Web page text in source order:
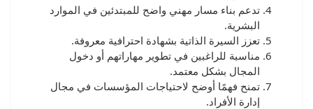
تدعم بناء مسار مهني واضح للمبتدئين في الموارد
البشرية.
تعزز السيرة الذاتية بشهادة احترافية معروفة.
مناسبة للراغبين في تطوير مهاراتهم أو دخول
المجال بشكل معتمد.
تمنح فهمًا أوضح لاحتياجات المؤسسات في مجال
إدارة الأفراد.